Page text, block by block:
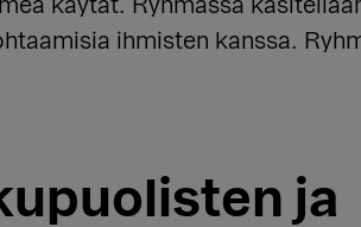
käytät. Ryhmässä
ihmisten kanssa.
ja